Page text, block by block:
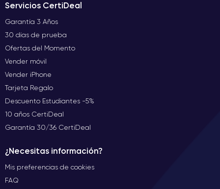
Servicios CertiDeal
Garantía 3 Años
30 días de prueba
Ofertas del Momento
Vender móvil
Vender iPhone
Tarjeta Regalo
Descuento Estudiantes -5%
10 años CertiDeal
Garantía 30/36 CertiDeal
¿Necesitas información?
Mis preferencias de cookies
FAQ